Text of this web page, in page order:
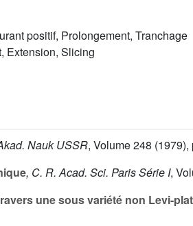
positif, Prolongement, Tranchage
Extension, Slicing
Nauk USSR, Volume 248 (1979),
, C. R. Acad. Sci. Paris Série I,
une sous variété non Levi-